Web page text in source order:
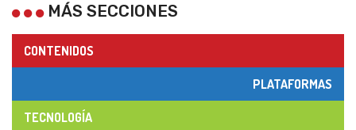
MÁS SECCIONES
CONTENIDOS
PLATAFORMAS
TECNOLOGÍA